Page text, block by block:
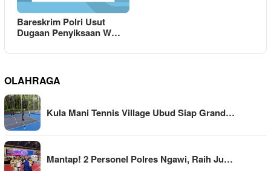
Bareskrim Polri Usut
Dugaan Penyiksaan W…
OLAHRAGA
Kula Mani Tennis Village Ubud Siap Grand…
Mantap! 2 Personel Polres Ngawi, Raih Ju…